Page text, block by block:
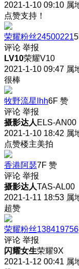
2021-1-10 09:10 属
点赞支持！
荣耀粉丝24500221
评论 举报
LV10荣耀V10
2021-1-10 09:47 属
很棒
牧野流星lhh6F 赞
评论 举报
摄影达人 ELS-AN00
2021-1-10 18:42 属
点赞楼主美拍
香港阿瑟7F 赞
评论 举报
摄影达人TAS-AL00
2021-1-11 18:53 属
超赞
荣耀粉丝138419756
评论 举报
闪耀女生荣耀9X
2021-1-12 00:41 属